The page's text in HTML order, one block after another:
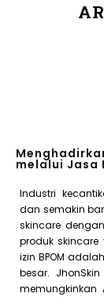
melalui Jasa
Industri
dan semakin
skincare
produk
izin BPOM
besar.